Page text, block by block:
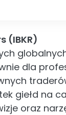
(IBKR)
dla
giełd na
oraz